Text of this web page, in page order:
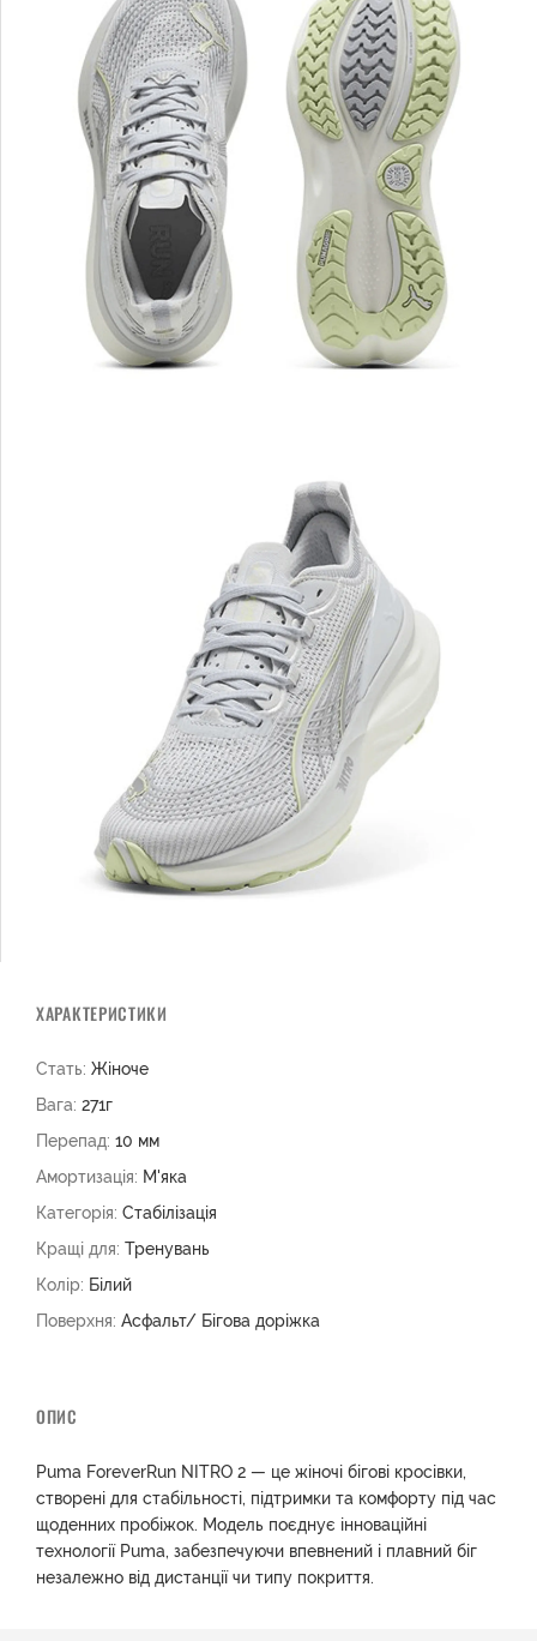
ХАРАКТЕРИСТИКИ
Стать: Жіноче
Вага: 271г
Перепад: 10 мм
Амортизація: М'яка
Категорія: Стабілізація
Кращі для: Тренувань
Колір: Білий
Поверхня: Асфальт/ Бігова доріжка
ОПИС
Puma ForeverRun NITRO 2 — це жіночі бігові кросівки,
створені для стабільності, підтримки та комфорту під час
щоденних пробіжок. Модель поєднує інноваційні
технології Puma, забезпечуючи впевнений і плавний біг
незалежно від дистанції чи типу покриття.